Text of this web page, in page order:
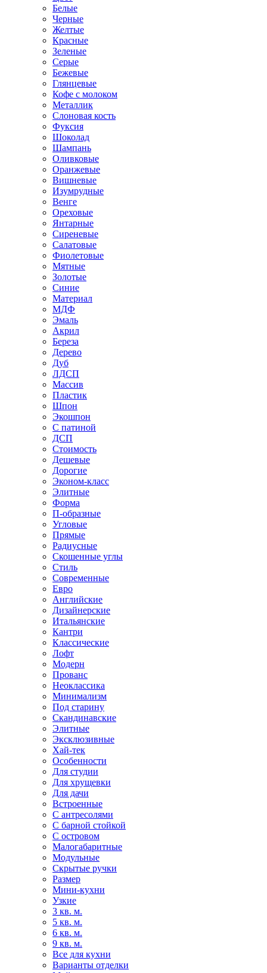
Белые
Черные
Желтые
Красные
Зеленые
Серые
Бежевые
Глянцевые
Кофе с молоком
Металлик
Слоновая кость
Фуксия
Шоколад
Шампань
Оливковые
Оранжевые
Вишневые
Изумрудные
Венге
Ореховые
Янтарные
Сиреневые
Салатовые
Фиолетовые
Мятные
Золотые
Синие
Материал
МДФ
Эмаль
Акрил
Береза
Дерево
Дуб
ЛДСП
Массив
Пластик
Шпон
Экошпон
С патиной
ДСП
Стоимость
Дешевые
Дорогие
Эконом-класс
Элитные
Форма
П-образные
Угловые
Прямые
Радиусные
Скошенные углы
Стиль
Современные
Евро
Английские
Дизайнерские
Итальянские
Кантри
Классические
Лофт
Модерн
Прованс
Неоклассика
Минимализм
Под старину
Скандинавские
Элитные
Эксклюзивные
Хай-тек
Особенности
Для студии
Для хрущевки
Для дачи
Встроенные
С антресолями
С барной стойкой
С островом
Малогабаритные
Модульные
Скрытые ручки
Размер
Мини-кухни
Узкие
3 кв. м.
5 кв. м.
6 кв. м.
9 кв. м.
Все для кухни
Варианты отделки